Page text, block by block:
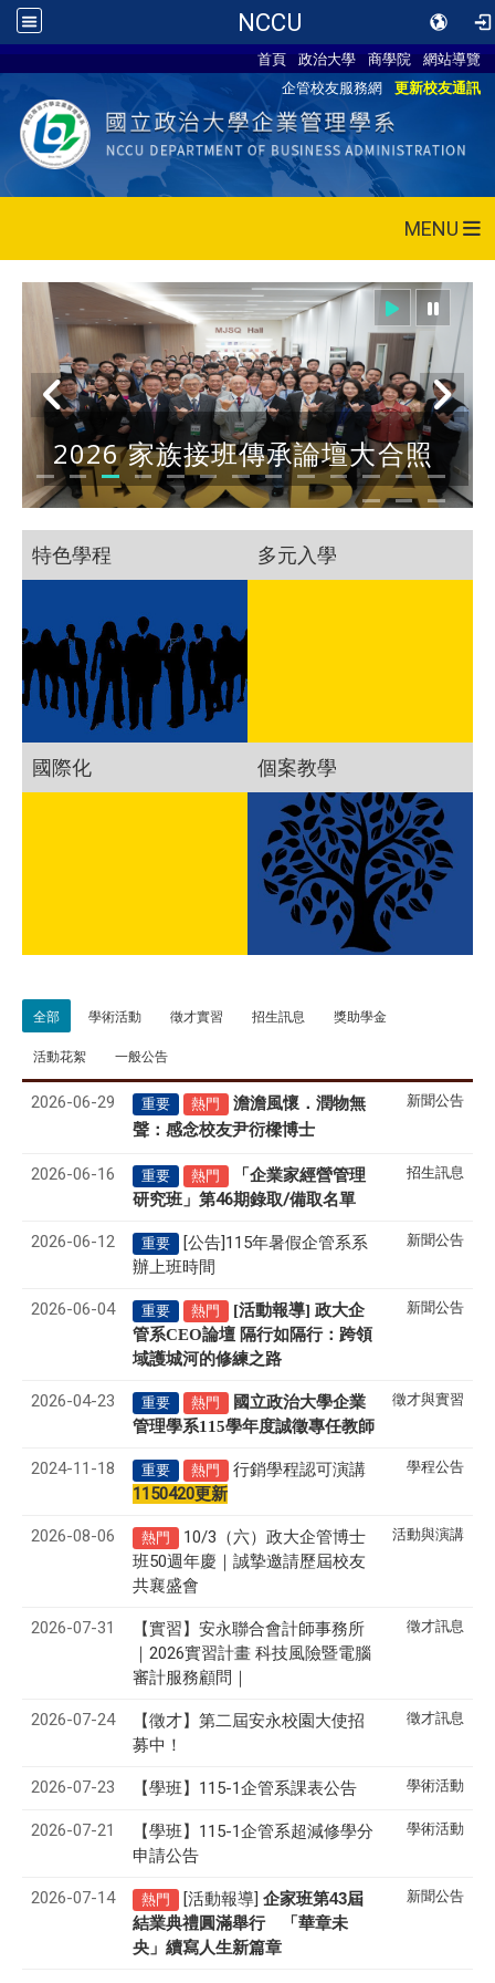
NCCU
首頁 政治大學 商學院
網站導覽
企管校友服務網
更新校友通訊
MENU
2026 家族接班傳承論壇大合照
特色學程 多元入學
國際化 個案教學
全部 學術活動 徵才實習 招生訊息 獎助學金
活動花絮 一般公告
2026-06-29 重要 熱門
澹澹風懷．潤物無
聲 ： 感念校友尹衍樑博士
新聞公告
2026-06-16 重要 熱門
「企業家經營管理
研究班」第46期錄取/備取名單
招生訊息
2026-06-12 重要
[公告]115年暑假企管系系
辦上班時間
新聞公告
2026-06-04 重要 熱門
[活動報導] 政大企
管系CEO論壇 隔行如隔行：跨領
域護城河的修練之路
新聞公告
2026-04-23 重要 熱門
國立政治大學企業
管理學系115學年度誠徵專任教師
徵才與實習
2024-11-18 重要 熱門
行銷學程認可演講
1150420更新
學程公告
2026-08-06 熱門
10/3（六）政大企管博士
班50週年慶｜誠摯邀請歷屆校友
共襄盛會
活動與演講
2026-07-31
【實習】安永聯合會計師事務所
｜2026實習計畫 科技風險暨電腦
審計服務顧問｜
徵才訊息
2026-07-24 【徵才】 第二屆安永校園大使招
募中！
徵才訊息
2026-07-23 【學班】115-1企管系課表公告 學術活動
2026-07-21
【學班】115-1企管系超減修學分
申請公告
學術活動
2026-07-14 熱門 [活動報導] 企家班第43屆
結業典禮圓滿舉行 「華章未
央」續寫人生新篇章
新聞公告